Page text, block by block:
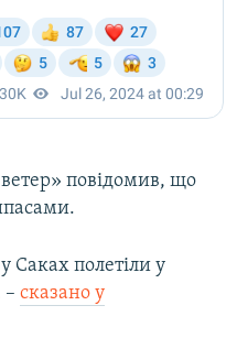
повідомив, що
Саках полетіли у
– сказано у